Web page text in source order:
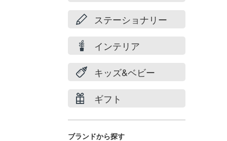
ステーショナリー
インテリア
キッズ&ベビー
ギフト
ブランドから探す